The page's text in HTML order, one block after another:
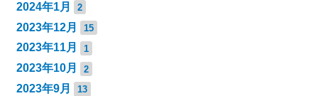
2024年1月 2
2023年12月 15
2023年11月 1
2023年10月 2
2023年9月 13